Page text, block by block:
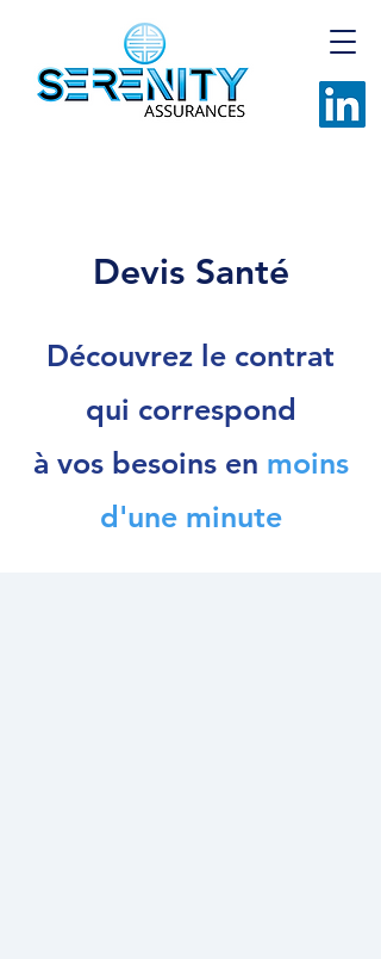
Devis Santé
Découvrez le contrat
qui correspond
à vos besoins en moins
d'une minute